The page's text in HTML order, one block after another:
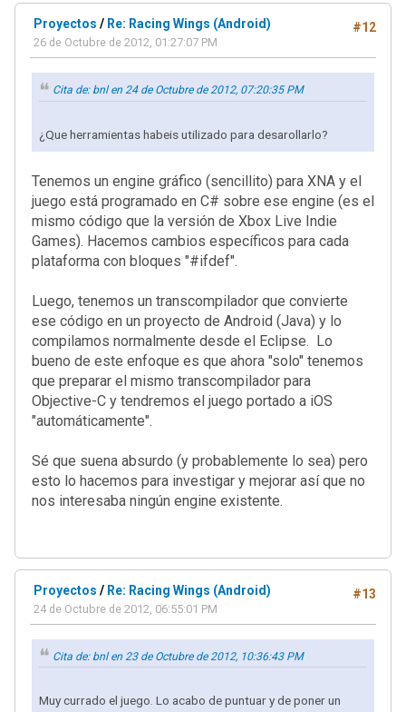
#12
Proyectos / Re: Racing Wings (Android)
26 de Octubre de 2012, 01:27:07 PM
Cita de: bnl en 24 de Octubre de 2012, 07:20:35 PM
¿Que herramientas habeis utilizado para desarollarlo?
Tenemos un engine gráfico (sencillito) para XNA y el
juego está programado en C# sobre ese engine (es el
mismo código que la versión de Xbox Live Indie
Games). Hacemos cambios específicos para cada
plataforma con bloques "#ifdef".
Luego, tenemos un transcompilador que convierte
ese código en un proyecto de Android (Java) y lo
compilamos normalmente desde el Eclipse. Lo
bueno de este enfoque es que ahora "solo" tenemos
que preparar el mismo transcompilador para
Objective-C y tendremos el juego portado a iOS
"automáticamente".
Sé que suena absurdo (y probablemente lo sea) pero
esto lo hacemos para investigar y mejorar así que no
nos interesaba ningún engine existente.
#13
Proyectos / Re: Racing Wings (Android)
24 de Octubre de 2012, 06:55:01 PM
Cita de: bnl en 23 de Octubre de 2012, 10:36:43 PM
Muy currado el juego. Lo acabo de puntuar y de poner un